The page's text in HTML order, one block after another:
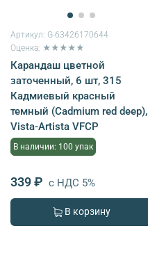
Артикул: G-63426170644
Оценка: ★★★★★
Карандаш цветной
заточенный, 6 шт, 315
Кадмиевый красный
темный (Cadmium red deep),
Vista-Artista VFCP
В наличии: 100 упак
339 ₽ с НДС 5%
В корзину